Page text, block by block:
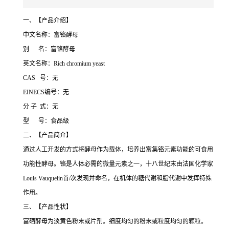
一、【产品介绍】
中文名称：富铬酵母
别 名：富铬酵母
英文名称：Rich chromium yeast
CAS 号：无
EINECS编号：无
分 子 式：无
型 号：食品级
二、【产品简介】
通过人工开发的方式将酵母作为载体，培养出富集铬元素功能的可食用
功能性酵母。铬是人体必需的微量元素之一，十八世纪末由法国化学家
Louis Vauquelin首/次发现并命名，在机体的糖代谢和脂代谢中发挥特殊
作用。
三、【产品性状】
富硒酵母为淡黄色粉末或片剂。细度均匀的粉末或粒度均匀的颗粒。